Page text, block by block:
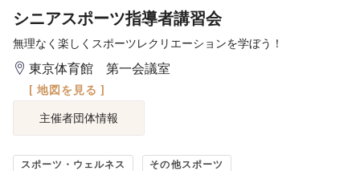
シニアスポーツ指導者講習会
無理なく楽しくスポーツレクリエーションを学ぼう！
東京体育館 第一会議室
[ 地図を見る ]
主催者団体情報
スポーツ・ウェルネス その他スポーツ